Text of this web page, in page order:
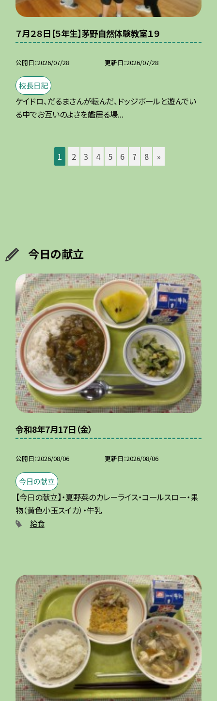
７月２８日【５年生】茅野自然体験教室１９
公開日 2026/07/28 更新日 2026/07/28
校長日記
ケイドロ、だるまさんが転んだ、ドッジボールと遊んでい
る中でお互いのよさを艦居る場...
1 2 3 4 5 6 7 8 »
今日の献立
令和8年7月17日（金）
公開日 2026/08/06 更新日 2026/08/06
今日の献立
【今日の献立】・夏野菜のカレーライス・コールスロー・果
物（黄色小玉スイカ）・牛乳
給食